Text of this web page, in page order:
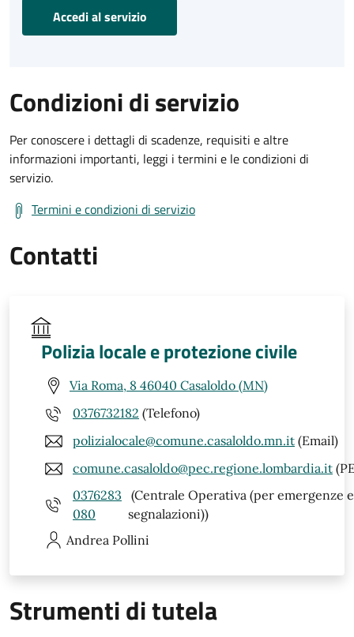
Accedi al servizio
Condizioni di servizio
Per conoscere i dettagli di scadenze, requisiti e altre
informazioni importanti, leggi i termini e le condizioni di
servizio.
Termini e condizioni di servizio
Contatti
Polizia locale e protezione civile
Via Roma, 8 46040 Casaloldo (MN)
0376732182 (Telefono)
polizialocale@comune.casaloldo.mn.it (Email)
comune.casaloldo@pec.regione.lombardia.it
0376283
080
(Centrale Operativa (per emergenze e
segnalazioni))
Andrea Pollini
Strumenti di tutela